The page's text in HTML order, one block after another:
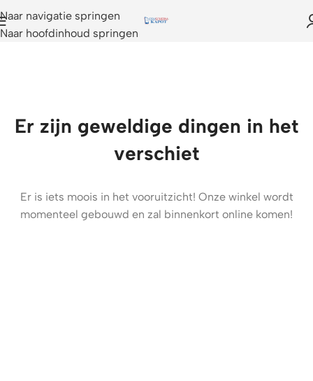
Naar navigatie springen
Naar hoofdinhoud springen
Er zijn geweldige dingen in het
verschiet
Er is iets moois in het vooruitzicht! Onze winkel wordt
momenteel gebouwd en zal binnenkort online komen!